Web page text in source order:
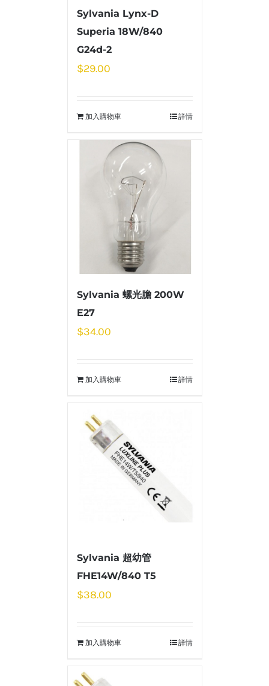
Sylvania Lynx-D
Superia 18W/840
G24d-2
$29.00
加入購物車 詳情
Sylvania 螺光膽 200W
E27
$34.00
加入購物車 詳情
Sylvania 超幼管
FHE14W/840 T5
$38.00
加入購物車 詳情